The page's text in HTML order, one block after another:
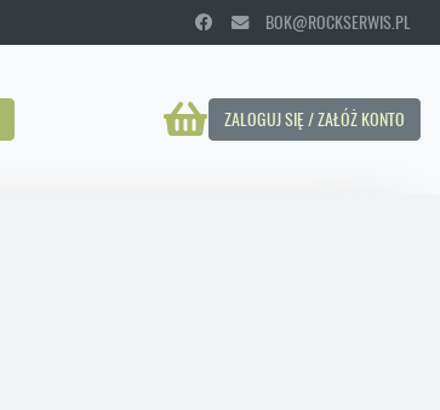
BOK@ROCKSERWIS.PL
ZALOGUJ SIĘ / ZAŁÓŻ KONTO